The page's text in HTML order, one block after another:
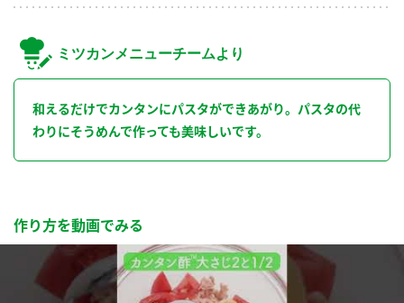
ミツカンメニューチームより
和えるだけでカンタンにパスタができあがり。パスタの代
わりにそうめんで作っても美味しいです。
作り方を動画でみる